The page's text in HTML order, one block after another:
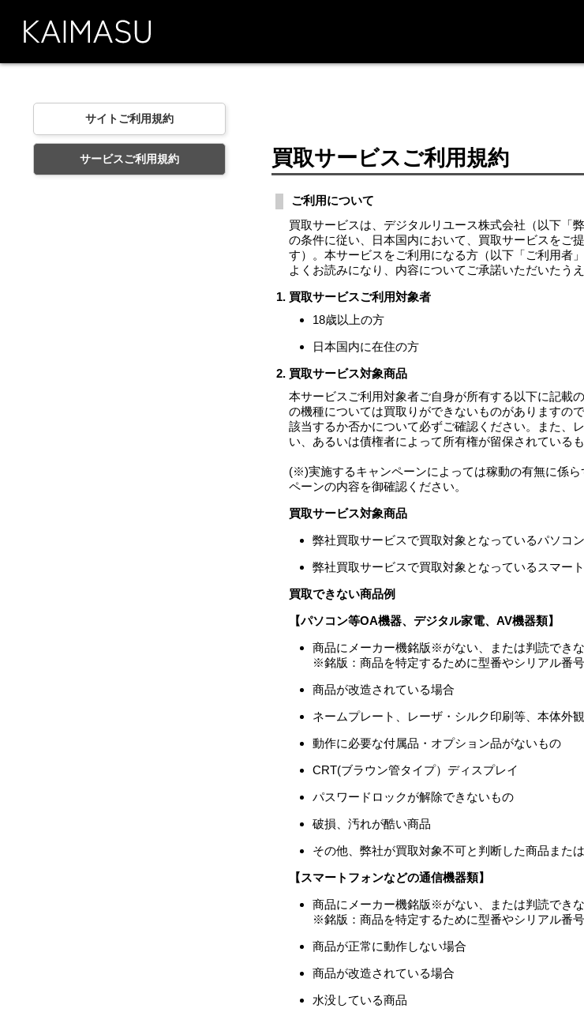
サイトご利用規約
サービスご利用規約 買取サービスご利用規約
ご利用について
買取サービスは、デジタルリユース株式会社（以下「
の条件に従い、日本国内において、買取サービスをご
す）。本サービスをご利用になる方（以下「ご利用者
よくお読みになり、内容についてご承諾いただいたう
買取サービスご利用対象者
18歳以上の方
日本国内に在住の方
買取サービス対象商品
本サービスご利用対象者ご自身が所有する以下に記載
の機種については買取りができないものがありますの
該当するか否かについて必ずご確認ください。また、
い、あるいは債権者によって所有権が留保されている
(※)実施するキャンペーンによっては稼動の有無に係
ペーンの内容を御確認ください。
買取サービス対象商品
弊社買取サービスで買取対象となっているパソコ
弊社買取サービスで買取対象となっているスマー
買取できない商品例
【パソコン等OA機器、デジタル家電、AV機器類】
商品にメーカー機銘版※がない、または判読でき
※銘版：商品を特定するために型番やシリアル番
商品が改造されている場合
ネームプレート、レーザ・シルク印刷等、本体外
動作に必要な付属品・オプション品がないもの
CRT(ブラウン管タイプ）ディスプレイ
パスワードロックが解除できないもの
破損、汚れが酷い商品
その他、弊社が買取対象不可と判断した商品また
【スマートフォンなどの通信機器類】
商品にメーカー機銘版※がない、または判読でき
※銘版：商品を特定するために型番やシリアル番
商品が正常に動作しない場合
商品が改造されている場合
水没している商品